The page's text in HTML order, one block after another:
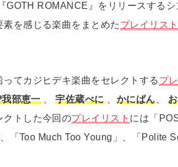
ROMANCE』をリリースするシ
を感じる楽曲をまとめた プレイリスト
てカジヒデキ楽曲をセレクトする プ
我部恵一、宇佐蔵べに、 かにぱん、
クトした今回のプレイリスト には「
「Too Much Too Young」、「Polite